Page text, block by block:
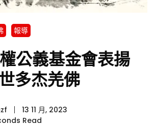
報導
公義基金會表揚
多杰羌佛
13 11 月, 2023
Read